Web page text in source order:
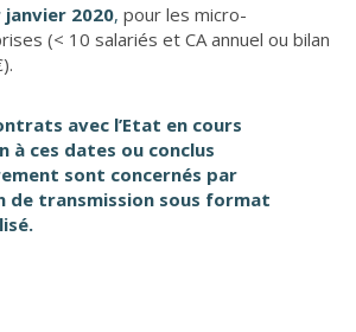
janvier 2020, pour les micro-
(< 10 salariés et CA annuel ou bilan
avec l’Etat en cours
à ces dates ou conclus
sont concernés par
de transmission sous format